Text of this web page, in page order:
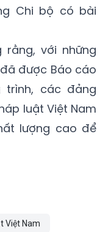
Chi bộ có bài
rằng, với những
được Báo cáo
trình, các đảng
luật Việt Nam
lượng cao để
Việt Nam